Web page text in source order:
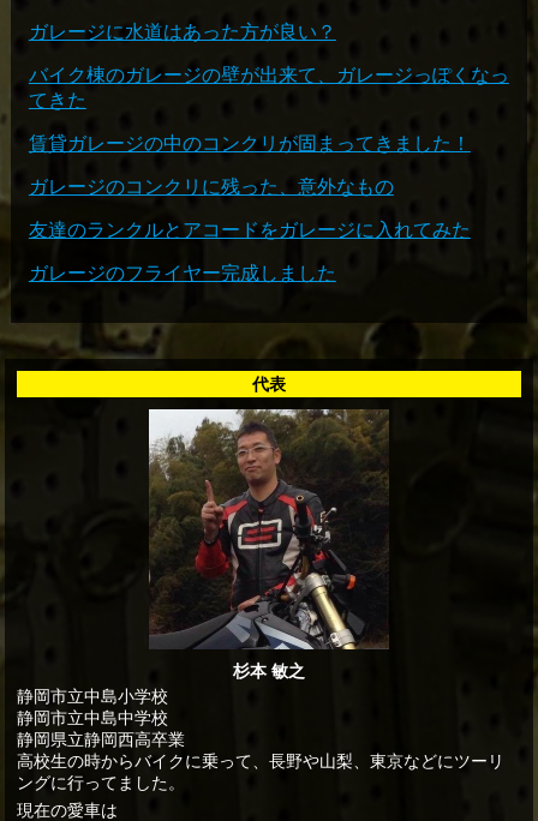
ガレージに水道はあった方が良い？
バイク棟のガレージの壁が出来て、ガレージっぽくなっ
てきた
賃貸ガレージの中のコンクリが固まってきました！
ガレージのコンクリに残った、意外なもの
友達のランクルとアコードをガレージに入れてみた
ガレージのフライヤー完成しました
代表
杉本 敏之
静岡市立中島小学校
静岡市立中島中学校
静岡県立静岡西高卒業
高校生の時からバイクに乗って、長野や山梨、東京などにツーリ
ングに行ってました。
現在の愛車は